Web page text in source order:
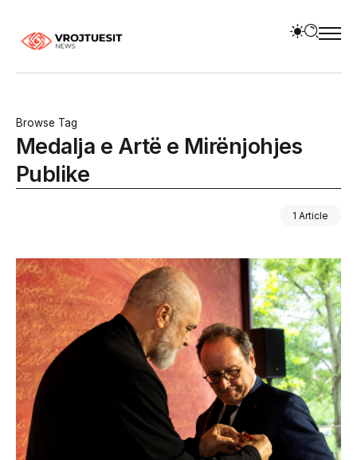
Browse Tag
Medalja e Artë e Mirënjohjes
Publike
1 Article